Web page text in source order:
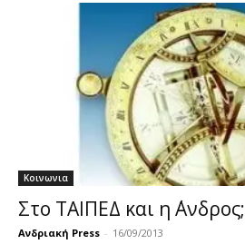
Κοινωνια
Στο ΤΑΙΠΕΔ και η ΄Ανδρος;
Ανδριακή Press - 16/09/2013